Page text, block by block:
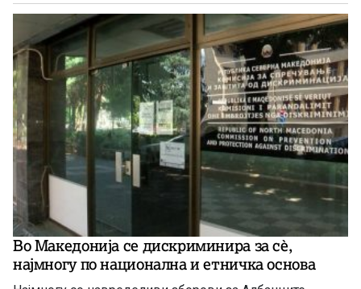
Во Македонија се дискриминира за сѐ,
најмногу по национална и етничка основа